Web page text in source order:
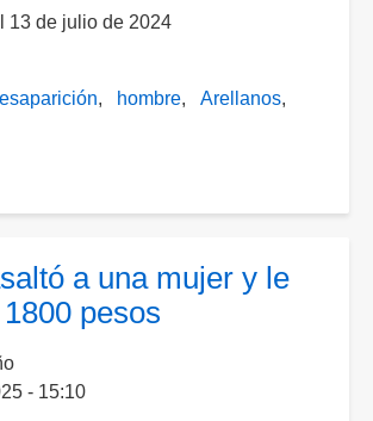
13 de julio de 2024
hombre
Arellanos
a una mujer y le
pesos
- 15:10